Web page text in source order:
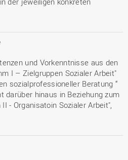
und Vorkenntnisse aus den
I – Zielgruppen Sozialer Arbeit"
sozialprofessioneller Beratung “
darüber hinaus in Beziehung zum
- Organisatoin Sozialer Arbeit",